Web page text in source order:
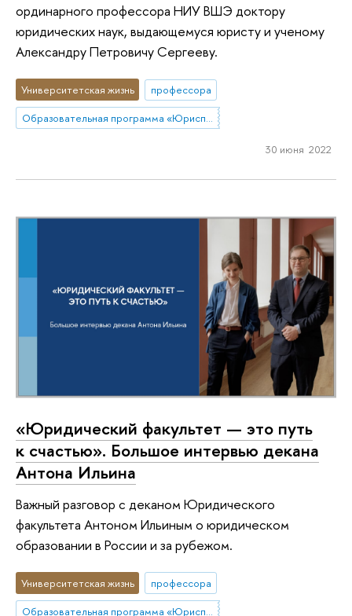
ординарного профессора НИУ ВШЭ доктору
юридических наук, выдающемуся юристу и ученому
Александру Петровичу Сергееву.
Университетская жизнь
профессора
Образовательная программа «Юриспруденция»
30 июня 2022
«Юридический факультет — это путь
к счастью». Большое интервью декана
Антона Ильина
Важный разговор с деканом Юридического
факультета Антоном Ильиным о юридическом
образовании в России и за рубежом.
Университетская жизнь
профессора
Образовательная программа «Юриспруденция»